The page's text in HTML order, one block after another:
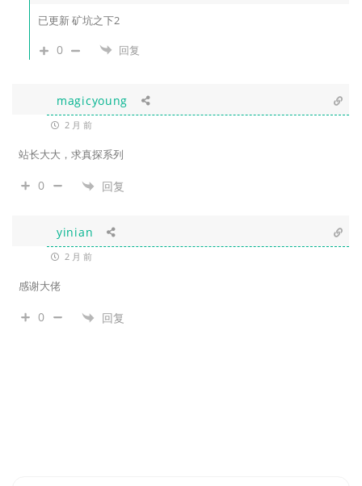
已更新 矿坑之下2
0 回复
magicyoung
2 月 前
站长大大，求真探系列
0 回复
yinian
2 月 前
感谢大佬
0 回复